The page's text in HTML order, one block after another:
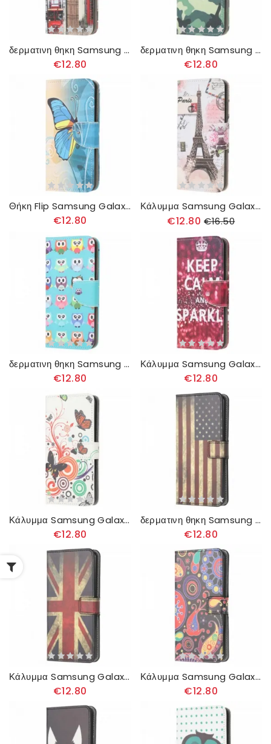
δερματινη θηκη Samsung Galaxy A22 4G London Life
€12.80
δερματινη θηκη Samsung Galaxy A22 4G Στρατιωτικό Καμουφλάζ
€12.80
Θήκη Flip Samsung Galaxy A22 4G Μπλε Και Κίτρινη Πεταλούδα
€12.80
Κάλυμμα Samsung Galaxy A22 4G Ρετρό Πύργος Του Άιφελ
€12.80 €16.50
δερματινη θηκη Samsung Galaxy A22 4G Πολλαπλές Κουκουβάγιες
€12.80
Κάλυμμα Samsung Galaxy A22 4G Διατηρήστε Την Ψυχραιμία Και Τη Λάμψη
€12.80
Κάλυμμα Samsung Galaxy A22 4G Πεταλούδες Και Λουλούδια
€12.80
δερματινη θηκη Samsung Galaxy A22 4G Αμερικανική Σημαία
€12.80
Κάλυμμα Samsung Galaxy A22 4G Σημαία Της Αγγλίας
€12.80
Κάλυμμα Samsung Galaxy A22 4G Galaxy Design
€12.80